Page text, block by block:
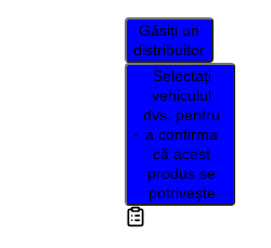
Găsiți un
distribuitor
Selectați
vehiculul
dvs. pentru
a confirma
că acest
produs se
potrivește